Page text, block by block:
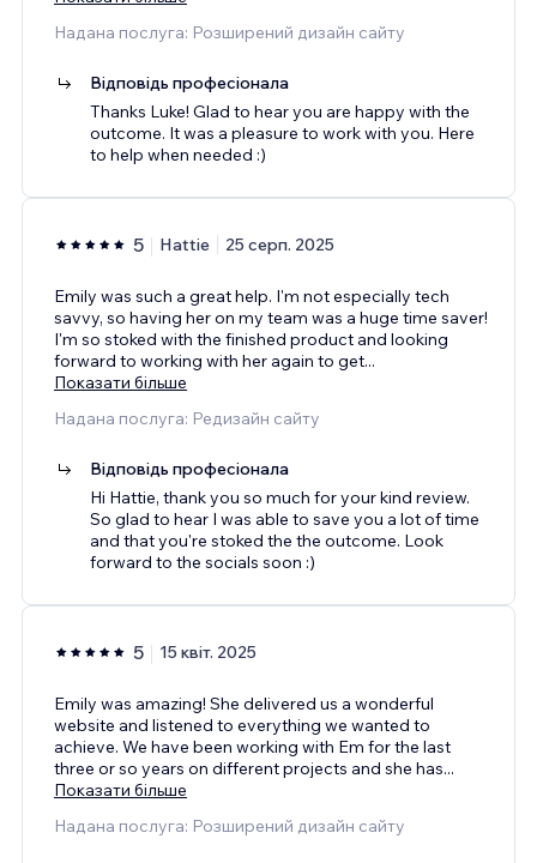
Надана послуга: Розширений дизайн сайту
Відповідь професіонала
Thanks Luke! Glad to hear you are happy with the
outcome. It was a pleasure to work with you. Here
to help when needed :)
5 Hattie 25 серп. 2025
Emily was such a great help. I'm not especially tech
savvy, so having her on my team was a huge time saver!
I'm so stoked with the finished product and looking
forward to working with her again to get...
Показати більше
Надана послуга: Редизайн сайту
Відповідь професіонала
Hi Hattie, thank you so much for your kind review.
So glad to hear I was able to save you a lot of time
and that you're stoked the the outcome. Look
forward to the socials soon :)
5 15 квіт. 2025
Emily was amazing! She delivered us a wonderful
website and listened to everything we wanted to
achieve. We have been working with Em for the last
three or so years on different projects and she has...
Показати більше
Надана послуга: Розширений дизайн сайту